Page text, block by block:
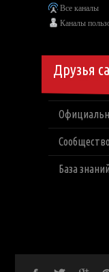
Все каналы
Каналы
Друзья
База